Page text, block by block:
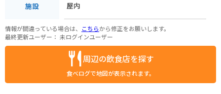
施設 屋内
情報が間違っている場合は、 こちらから修正をお願いします。
最終更新ユーザー： 未ログインユーザー
周辺の飲食店を探す
食べログで地図が表示されます。